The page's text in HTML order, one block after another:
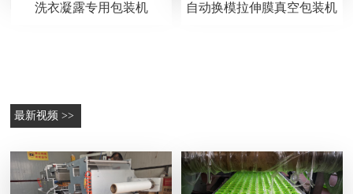
洗衣凝露专用包装机 自动换模拉伸膜真空包装机
最新视频 >>